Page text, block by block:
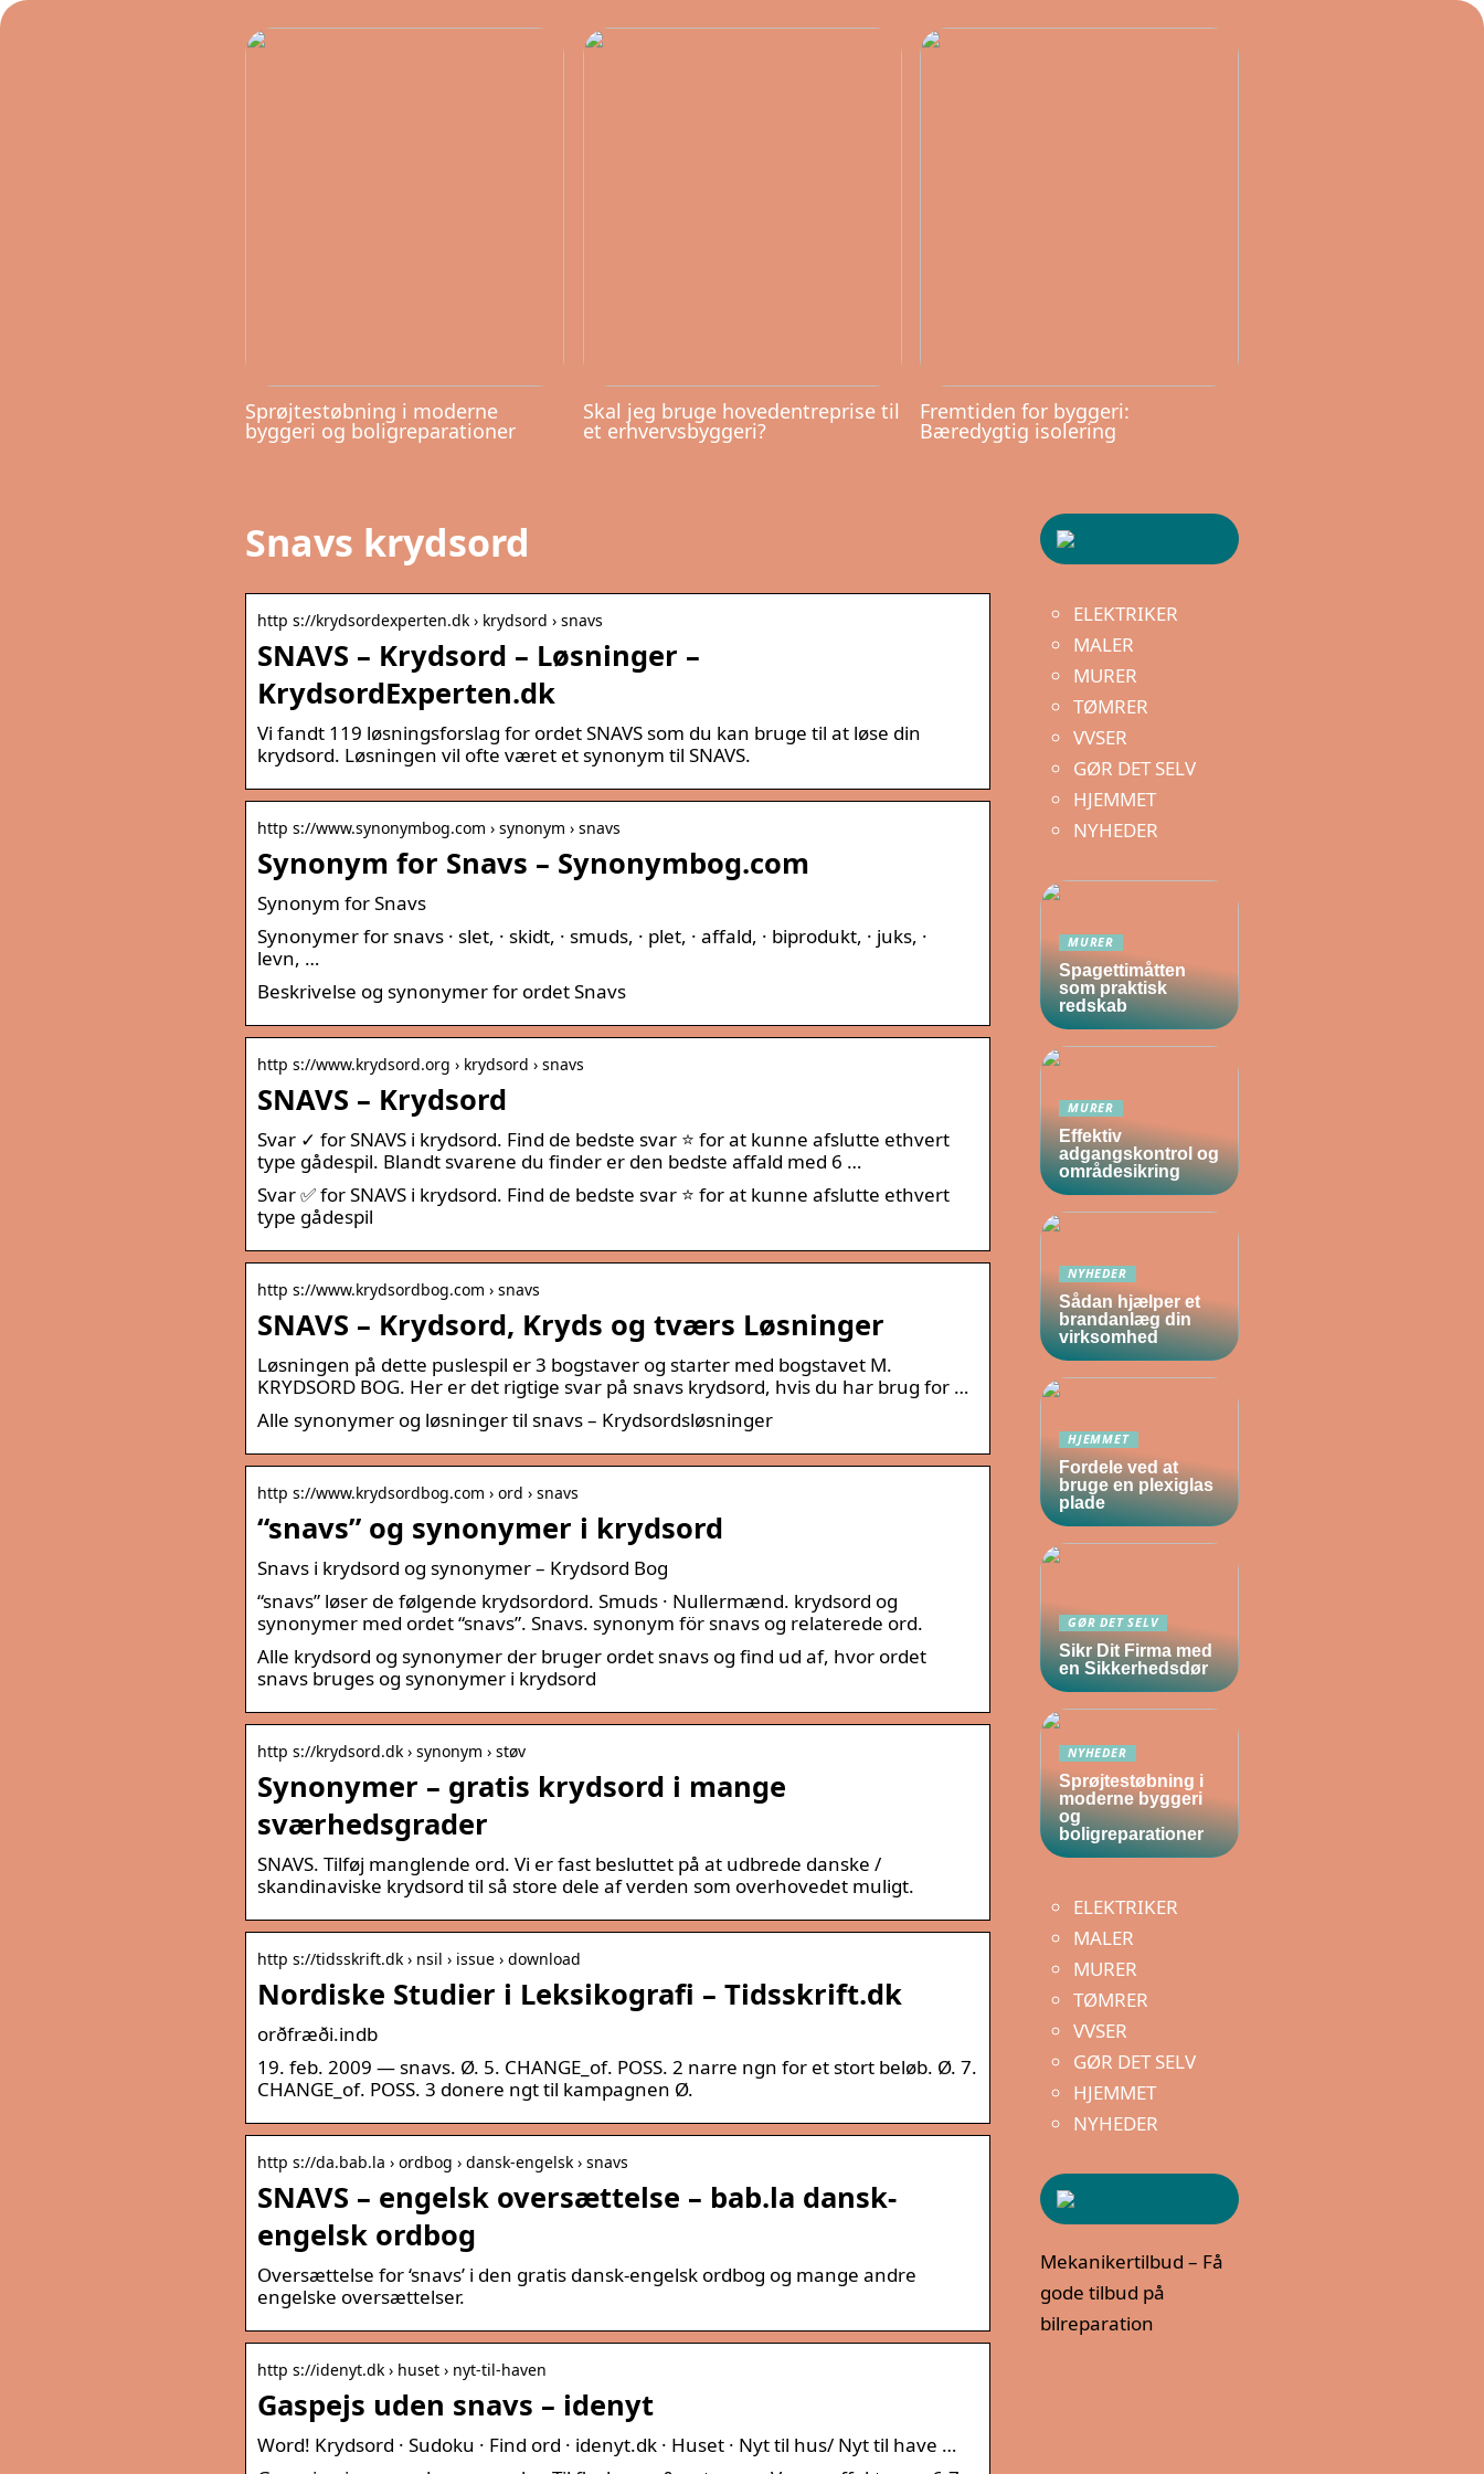
Sprøjtestøbning i moderne
byggeri og boligreparationer
Skal jeg bruge hovedentreprise til
et erhvervsbyggeri?
Fremtiden for byggeri:
Bæredygtig isolering
Snavs krydsord
http s://krydsordexperten.dk › krydsord › snavs
SNAVS – Krydsord – Løsninger –
KrydsordExperten.dk
Vi fandt 119 løsningsforslag for ordet SNAVS som du kan bruge til at løse din
krydsord. Løsningen vil ofte været et synonym til SNAVS.
http s://www.synonymbog.com › synonym › snavs
Synonym for Snavs – Synonymbog.com
Synonym for Snavs
Synonymer for snavs · slet, · skidt, · smuds, · plet, · affald, · biprodukt, · juks, ·
levn, …
Beskrivelse og synonymer for ordet Snavs
http s://www.krydsord.org › krydsord › snavs
SNAVS – Krydsord
Svar ✓ for SNAVS i krydsord. Find de bedste svar ⭐ for at kunne afslutte ethvert
type gådespil. Blandt svarene du finder er den bedste affald med 6 …
Svar ✅ for SNAVS i krydsord. Find de bedste svar ⭐ for at kunne afslutte ethvert
type gådespil
http s://www.krydsordbog.com › snavs
SNAVS – Krydsord, Kryds og tværs Løsninger
Løsningen på dette puslespil er 3 bogstaver og starter med bogstavet M.
KRYDSORD BOG. Her er det rigtige svar på snavs krydsord, hvis du har brug for …
Alle synonymer og løsninger til snavs – Krydsordsløsninger
http s://www.krydsordbog.com › ord › snavs
“snavs” og synonymer i krydsord
Snavs i krydsord og synonymer – Krydsord Bog
“snavs” løser de følgende krydsordord. Smuds · Nullermænd. krydsord og
synonymer med ordet “snavs”. Snavs. synonym för snavs og relaterede ord.
Alle krydsord og synonymer der bruger ordet snavs og find ud af, hvor ordet
snavs bruges og synonymer i krydsord
http s://krydsord.dk › synonym › støv
Synonymer – gratis krydsord i mange
sværhedsgrader
SNAVS. Tilføj manglende ord. Vi er fast besluttet på at udbrede danske /
skandinaviske krydsord til så store dele af verden som overhovedet muligt.
http s://tidsskrift.dk › nsil › issue › download
Nordiske Studier i Leksikografi – Tidsskrift.dk
orðfræði.indb
19. feb. 2009 — snavs. Ø. 5. CHANGE_of. POSS. 2 narre ngn for et stort beløb. Ø. 7.
CHANGE_of. POSS. 3 donere ngt til kampagnen Ø.
http s://da.bab.la › ordbog › dansk-engelsk › snavs
SNAVS – engelsk oversættelse – bab.la dansk-
engelsk ordbog
Oversættelse for ‘snavs’ i den gratis dansk-engelsk ordbog og mange andre
engelske oversættelser.
http s://idenyt.dk › huset › nyt-til-haven
Gaspejs uden snavs – idenyt
Word! Krydsord · Sudoku · Find ord · idenyt.dk · Huset · Nyt til hus/ Nyt til have …
ELEKTRIKER
MALER
MURER
TØMRER
VVSER
GØR DET SELV
HJEMMET
NYHEDER
MURER
Spagettimåtten
som praktisk
redskab
MURER
Effektiv
adgangskontrol og
områdesikring
NYHEDER
Sådan hjælper et
brandanlæg din
virksomhed
HJEMMET
Fordele ved at
bruge en plexiglas
plade
GØR DET SELV
Sikr Dit Firma med
en Sikkerhedsdør
NYHEDER
Sprøjtestøbning i
moderne byggeri
og
boligreparationer
ELEKTRIKER
MALER
MURER
TØMRER
VVSER
GØR DET SELV
HJEMMET
NYHEDER
Mekanikertilbud – Få
gode tilbud på
bilreparation